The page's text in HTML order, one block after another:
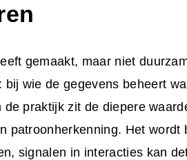
gemaakt, maar niet
wie de gegevens beheert
praktijk zit de diepere
patroonherkenning. Het wordt
signalen in interacties kan